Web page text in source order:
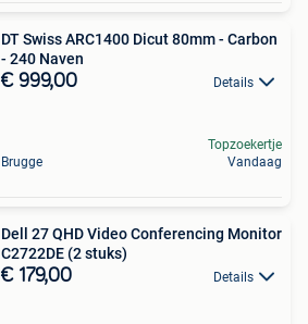
DT Swiss ARC1400 Dicut 80mm - Carbon
- 240 Naven
€ 999,00 Details
Brugge
Topzoekertje
Vandaag
Dell 27 QHD Video Conferencing Monitor
C2722DE (2 stuks)
€ 179,00 Details